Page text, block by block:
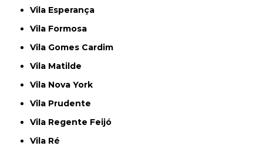
Vila Esperança
Vila Formosa
Vila Gomes Cardim
Vila Matilde
Vila Nova York
Vila Prudente
Vila Regente Feijó
Vila Ré